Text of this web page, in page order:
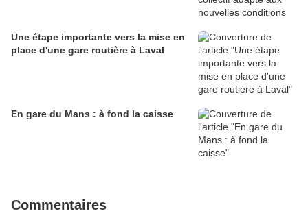
Une étape importante vers la mise en
place d'une gare routière à Laval
En gare du Mans : à fond la caisse
Commentaires